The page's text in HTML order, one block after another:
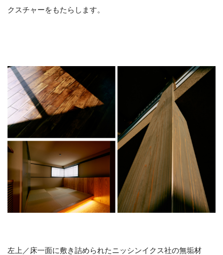
クスチャーをもたらします。
左上／床一面に敷き詰められたニッシンイクス社の無垢材